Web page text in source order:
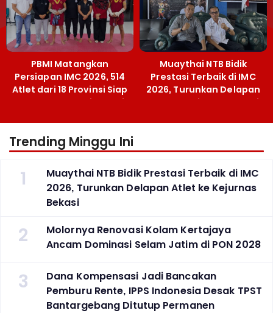
PBMI Matangkan
Persiapan IMC 2026, 514
Atlet dari 18 Provinsi Siap
Berlaga Besok di Bekasi
Muaythai NTB Bidik
Prestasi Terbaik di IMC
2026, Turunkan Delapan
Atlet ke Kejurnas Bekasi
Trending Minggu Ini
1
Muaythai NTB Bidik Prestasi Terbaik di IMC
2026, Turunkan Delapan Atlet ke Kejurnas
Bekasi
2
Molornya Renovasi Kolam Kertajaya
Ancam Dominasi Selam Jatim di PON 2028
3
Dana Kompensasi Jadi Bancakan
Pemburu Rente, IPPS Indonesia Desak TPST
Bantargebang Ditutup Permanen